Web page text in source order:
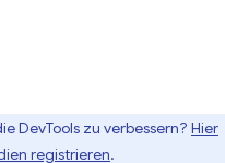
DevTools zu verbessern? Hier
registrieren.